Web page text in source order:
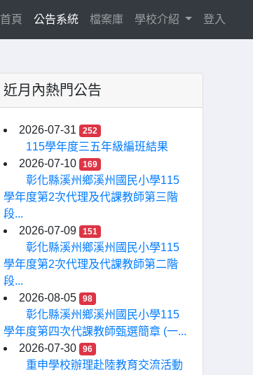
首頁 (current)
公告系統 檔案庫 學校介紹 登入
近月內熱門公告
2026-07-31 252
115學年度三五年級編班結果
2026-07-10
169
彰化縣溪州鄉溪州國民小學115
學年度第2次代理及代課教師第三階
段...
2026-07-09
151
彰化縣溪州鄉溪州國民小學115
學年度第2次代理及代課教師第二階
段...
2026-08-05
98
彰化縣溪州鄉溪州國民小學115
學年度第四次代課教師甄選簡章 (一...
2026-07-30
96
重申學校辦理赴陸教育交流活動